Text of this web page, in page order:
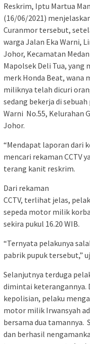
Reskrim, Iptu Martua
(16/06/2021)
Curanmor tersebut,
warga Jalan Eka Warni,
Johor, Kecamatan
Mapolsek Deli Tua,
merk Honda Beat, wana
miliknya telah dicuri
sedang bekerja di
Warni No.55, Kelurahan
Johor.
“Mendapat laporan dari
mencari rekaman CCTV
terang kanit reskrim.
Dari rekaman
CCTV, terlihat jelas,
sepeda motor milik
sekira pukul 16.20 WIB.
“Ternyata pelakunya
pabrik pupuk tersebut,”
Selanjutnya terduga
dimintai keterangannya.
kepolisian, pelaku
motor milik Irwansyah
bersama dua tamannya.
dan berhasil